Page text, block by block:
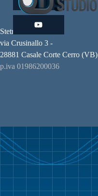
Stetra Studio -
via Crusinallo 3 -
28881 Casale Corte Cerro (VB)
p.iva 01986200036